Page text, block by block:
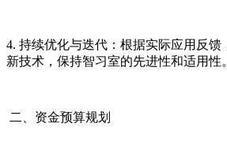
4. 持续优化与迭代：根据实际应用反馈
新技术，保持智习室的先进性和适用性。
二、资金预算规划